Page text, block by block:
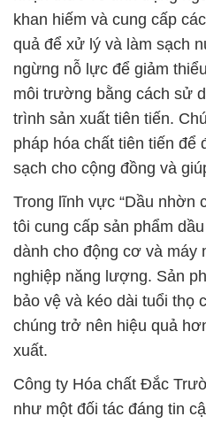
khan hiếm và cung cấp
quả để xử lý và làm sạch
ngừng nỗ lực để giảm
môi trường bằng cách sử
trình sản xuất tiên tiến.
pháp hóa chất tiên tiến để
sạch cho cộng đồng và
Trong lĩnh vực “Dầu nhờn
tôi cung cấp sản phẩm
dành cho động cơ và máy
nghiệp năng lượng. Sản
bảo vệ và kéo dài tuổi thọ
chúng trở nên hiệu quả
xuất.
Công ty Hóa chất Đắc
như một đối tác đáng tin